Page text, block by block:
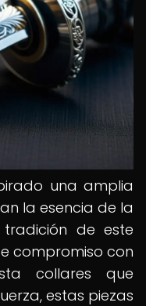
una amplia
la esencia de la
de este
compromiso con
collares que
estas piezas